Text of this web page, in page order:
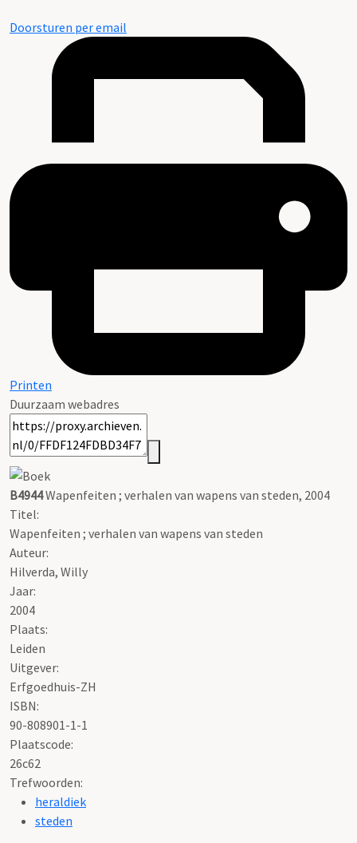
Doorsturen per email
Printen
Duurzaam webadres
B4944Wapenfeiten ; verhalen van wapens van steden, 2004
Titel:
Wapenfeiten ; verhalen van wapens van steden
Auteur:
Hilverda, Willy
Jaar:
2004
Plaats:
Leiden
Uitgever:
Erfgoedhuis-ZH
ISBN:
90-808901-1-1
Plaatscode:
26c62
Trefwoorden:
heraldiek
steden